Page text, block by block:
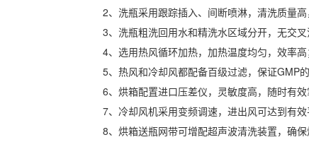
2、洗瓶采用跟踪插入、间断喷淋，清洗质量高
3、洗瓶粗洗回用水和精洗水区域分开，无交叉
4、选用热风循环加热，加热温度均匀，效率高
5、热风和冷却风都配备百级过滤，保证GMP的
6、烘箱配置进口压差仪，灵敏度高，随时有效
7、冷却风机采用变频调速，进出风可达到有效
8、烘箱送瓶网带可增配超声波清洗装置，确保